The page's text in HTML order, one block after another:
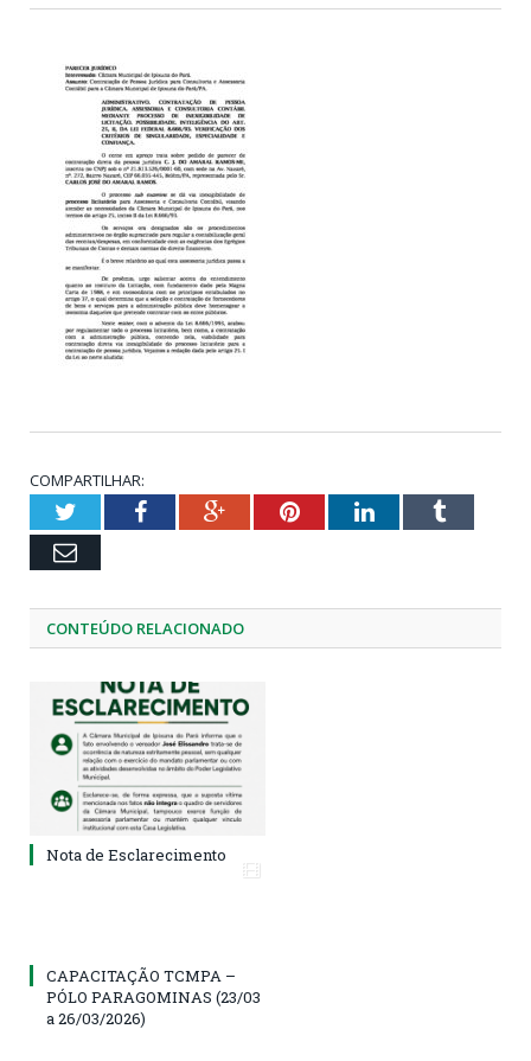
COMPARTILHAR:
TwitterFacebookGoogle+PinterestLinkedInTumblr
Email
CONTEÚDO RELACIONADO
Nota de Esclarecimento
CAPACITAÇÃO TCMPA –
PÓLO PARAGOMINAS (23/03
a 26/03/2026)